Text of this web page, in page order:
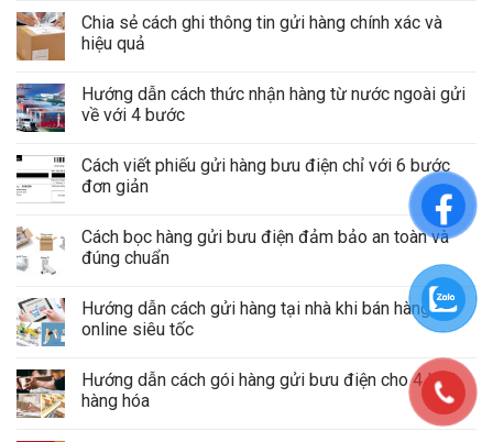
Chia sẻ cách ghi thông tin gửi hàng chính xác và
hiệu quả
Hướng dẫn cách thức nhận hàng từ nước ngoài gửi
về với 4 bước
Cách viết phiếu gửi hàng bưu điện chỉ với 6 bước
đơn giản
Cách bọc hàng gửi bưu điện đảm bảo an toàn và
đúng chuẩn
Hướng dẫn cách gửi hàng tại nhà khi bán hàng
online siêu tốc
Hướng dẫn cách gói hàng gửi bưu điện cho 4 loại
hàng hóa